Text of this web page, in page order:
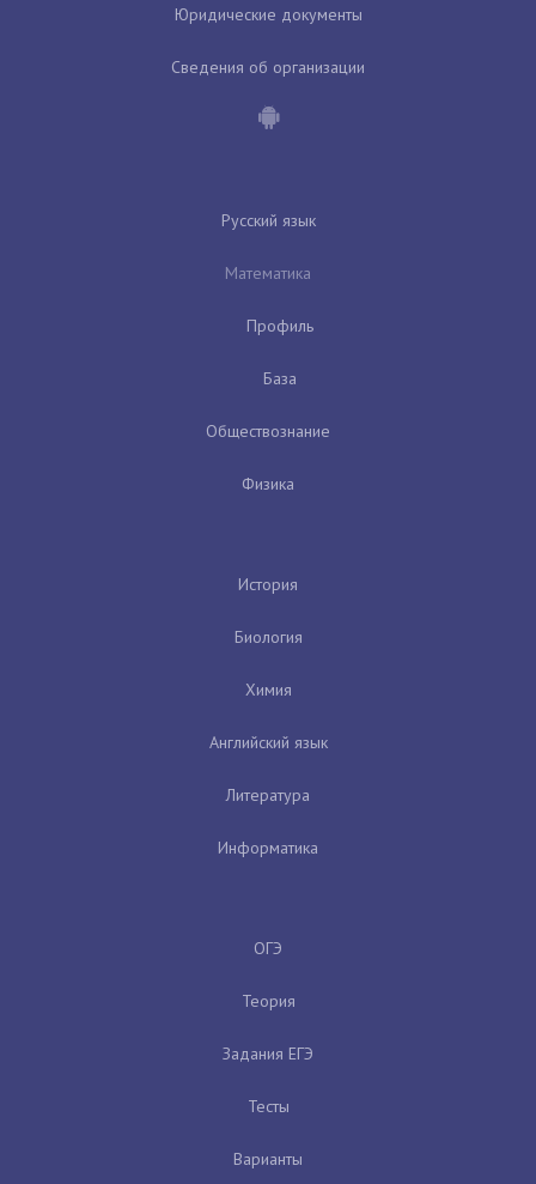
Юридические документы
Сведения об организации
Русский язык
Математика
Профиль
База
Обществознание
Физика
История
Биология
Химия
Английский язык
Литература
Информатика
ОГЭ
Теория
Задания ЕГЭ
Тесты
Варианты